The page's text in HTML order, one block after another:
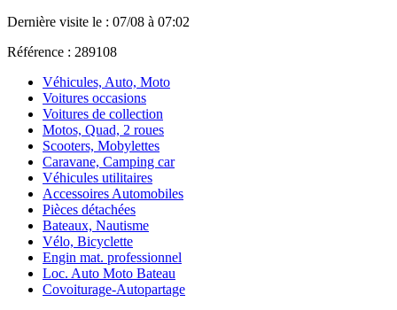
Dernière visite le : 07/08 à 07:02
Référence : 289108
Véhicules, Auto, Moto
Voitures occasions
Voitures de collection
Motos, Quad, 2 roues
Scooters, Mobylettes
Caravane, Camping car
Véhicules utilitaires
Accessoires Automobiles
Pièces détachées
Bateaux, Nautisme
Vélo, Bicyclette
Engin mat. professionnel
Loc. Auto Moto Bateau
Covoiturage-Autopartage